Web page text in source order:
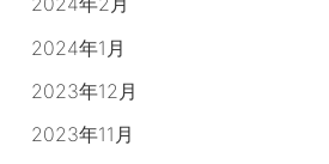
2024年1月
2023年12月
2023年11月